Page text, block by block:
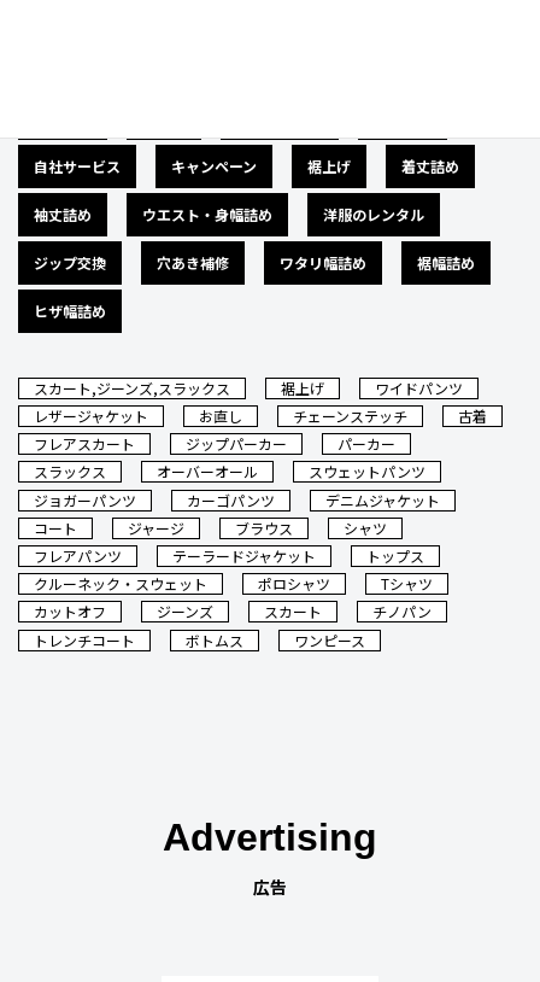
自社サービス キャンペーン 裾上げ 着丈詰め
袖丈詰め ウエスト・身幅詰め 洋服のレンタル
ジップ交換 穴あき補修 ワタリ幅詰め 裾幅詰め
ヒザ幅詰め
スカート,ジーンズ,スラックス 裾上げ
ワイドパンツ
レザージャケット
お直し チェーンステッチ
古着
フレアスカート
ジップパーカー
パーカー
スラックス
オーバーオール
スウェットパンツ
ジョガーパンツ
カーゴパンツ
デニムジャケット
コート
ジャージ ブラウス
シャツ
フレアパンツ
テーラードジャケット
トップス
クルーネック・スウェット
ポロシャツ
Tシャツ
カットオフ
ジーンズ スカート
チノパン
トレンチコート
ボトムス ワンピース
Advertising
広告